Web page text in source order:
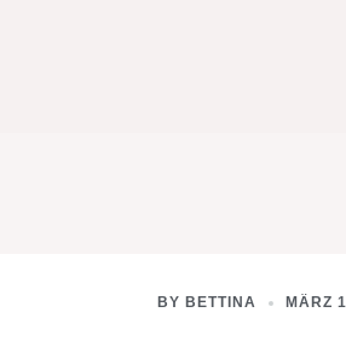
BY BETTINA MÄRZ